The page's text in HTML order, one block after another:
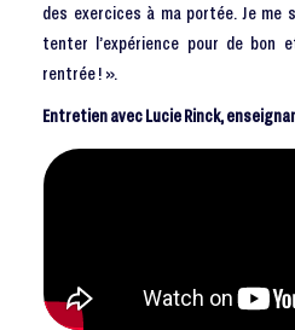
des exercices à ma portée. Je
tenter l’expérience pour de bon
rentrée ! ».
Entretien avec Lucie Rinck,